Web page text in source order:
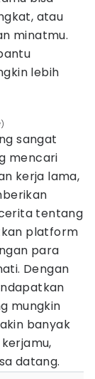
atau
minatmu.
lebih
sangat
mencari
kerja lama,
tentang
platform
para
Dengan
mungkin
banyak
datang.